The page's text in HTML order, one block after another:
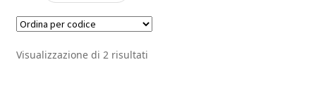
ha
varianti.
Visualizzazione di 2 risultati